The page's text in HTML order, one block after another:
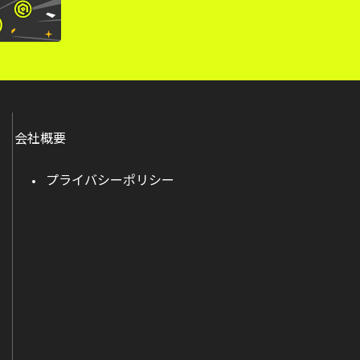
会社概要
プライバシーポリシー